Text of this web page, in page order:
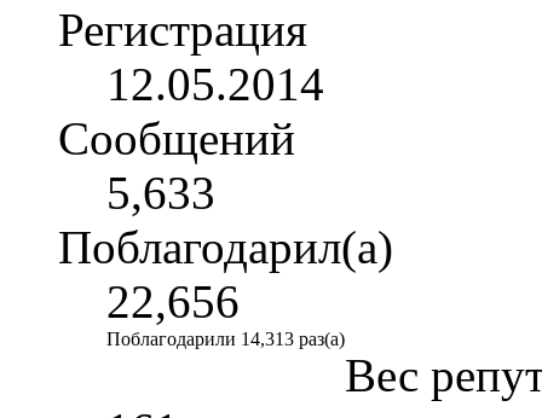
Регистрация
12.05.2014
Сообщений
5,633
Поблагодарил(а)
22,656
Поблагодарили 14,313 раз(а)
Вес